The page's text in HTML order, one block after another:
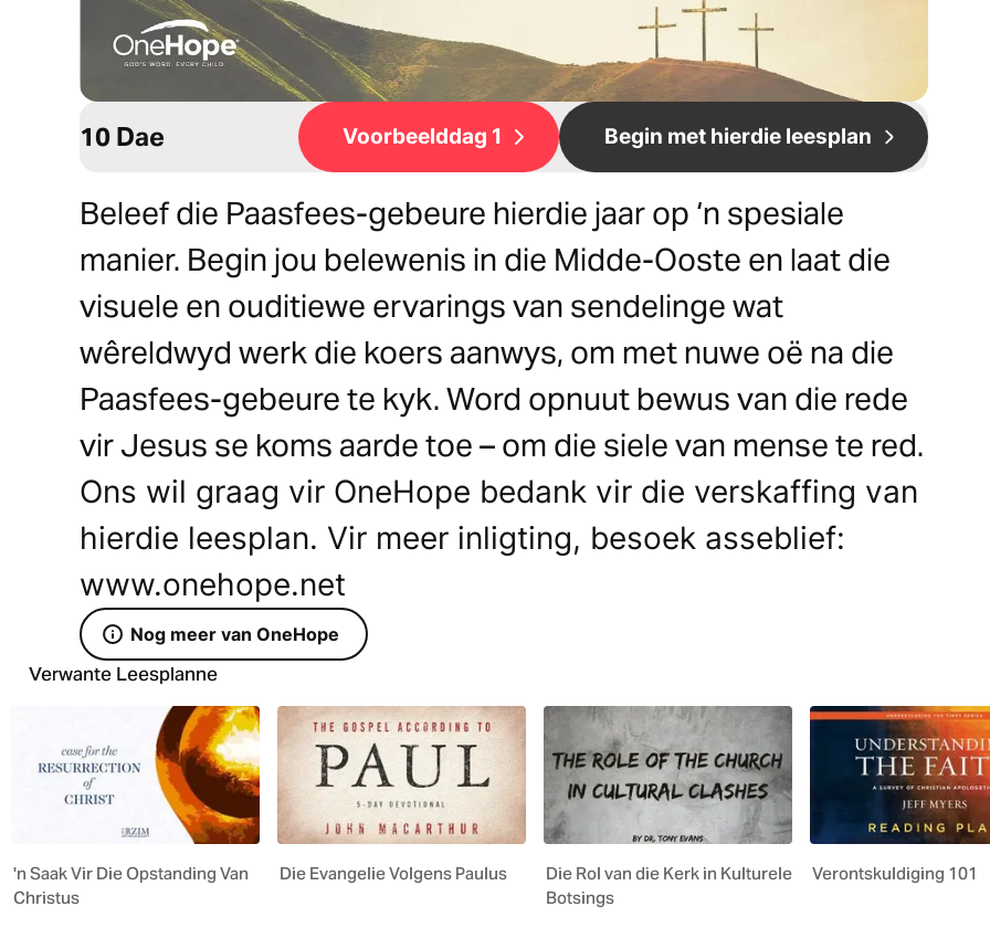
10 Dae Voorbeelddag 1 Begin met hierdie leesplan
Beleef die Paasfees-gebeure hierdie jaar op ‘n spesiale
manier. Begin jou belewenis in die Midde-Ooste en laat die
visuele en ouditiewe ervarings van sendelinge wat
wêreldwyd werk die koers aanwys, om met nuwe oë na die
Paasfees-gebeure te kyk. Word opnuut bewus van die rede
vir Jesus se koms aarde toe – om die siele van mense te red.
Ons wil graag vir OneHope bedank vir die verskaffing van
hierdie leesplan. Vir meer inligting, besoek asseblief:
www.onehope.net
Nog meer van OneHope
Verwante Leesplanne
'n Saak Vir Die Opstanding Van
Christus
Die Evangelie Volgens Paulus
Die Rol van die Kerk in Kulturele
Botsings
Verontskuldiging 101